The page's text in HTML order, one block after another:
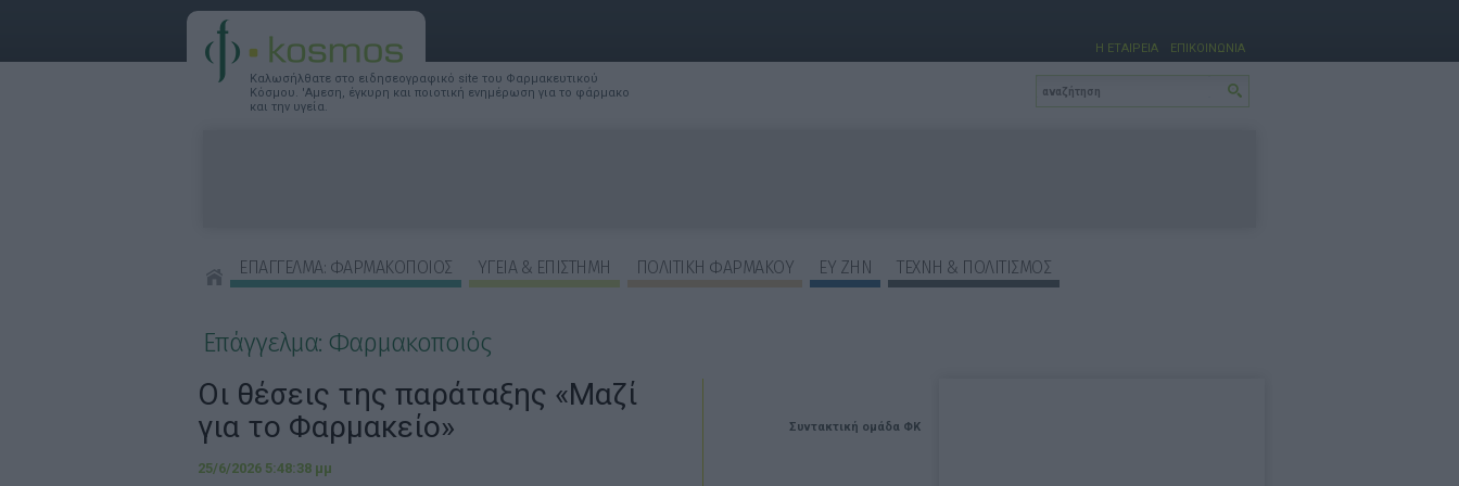
Καλωσήλθατε στο ειδησεογραφικό site του Φαρμακευτικού
Κόσμου. 'Αμεση, έγκυρη και ποιοτική ενημέρωση για το φάρμακο
και την υγεία.
Η ΕΤΑΙΡΕΙΑ ΕΠΙΚΟΙΝΩΝΙΑ
ΕΠΑΓΓΕΛΜΑ: ΦΑΡΜΑΚΟΠΟΙΟΣ ΥΓΕΙΑ & ΕΠΙΣΤΗΜΗ ΠΟΛΙΤΙΚΗ ΦΑΡΜΑΚΟΥ ΕΥ ΖΗΝ
ΤΕΧΝΗ & ΠΟΛΙΤΙΣΜΟΣ
Επάγγελμα: Φαρμακοποιός
Συντακτική ομάδα ΦΚ
Οι θέσεις της παράταξης «Μαζί
για το Φαρμακείο»
25/6/2026 5:48:38 μμ